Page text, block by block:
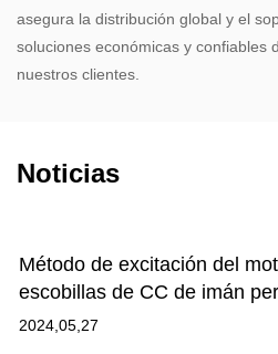
asegura la distribución global y el
soluciones económicas y confiables
nuestros clientes.
Noticias
Método de excitación del
escobillas de CC de imán
2024,05,27